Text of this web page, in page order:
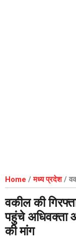
Home /मध्य प्रदेश/
अधिवक्ता ओर ओबीसी
वकील की
पहुंचे अधिवक्ता
की मांग